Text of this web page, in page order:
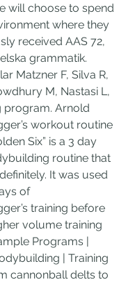
will choose to spend
where they
received AAS 72,
grammatik.
Matzner F, Silva R,
M, Nastasi L,
program. Arnold
workout routine
Six” is a 3 day
routine that
It was used
of
training before
volume training
Programs |
| Training
cannonball delts to